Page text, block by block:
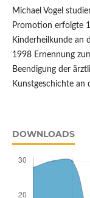
Michael Vogel
Promotion erfolgte
Kinderheilkunde an
1998 Ernennung
Beendigung der
Kunstgeschichte
DOWNLOADS